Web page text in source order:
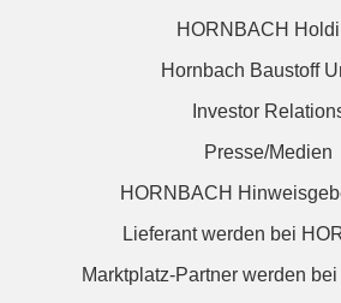
HORNBACH
Hornbach Baustoff
Investor
Presse/Medien
HORNBACH
Lieferant werden bei
Marktplatz-Partner werden